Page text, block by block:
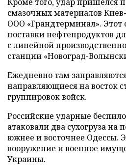
смазочных материалов
ООО «Грандтерминал». Этот
поставки нефтепродуктов
с линейной
станции «Новоград-
Ежедневно там
направляющиеся на восток
группировок войск.
Российские ударные
атаковали два сухогруза на
южнее и восточнее Одессы.
вооружение и военное
Украины.